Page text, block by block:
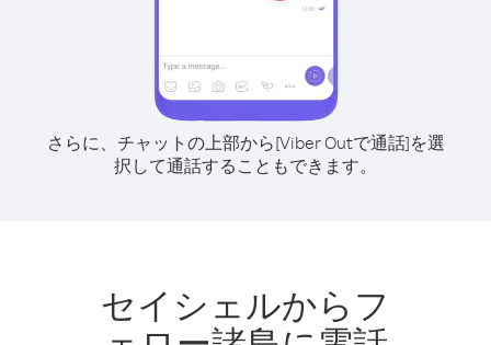
さらに、チャットの上部から[Viber Outで通話]を選
択して通話することもできます。
セイシェルからフ